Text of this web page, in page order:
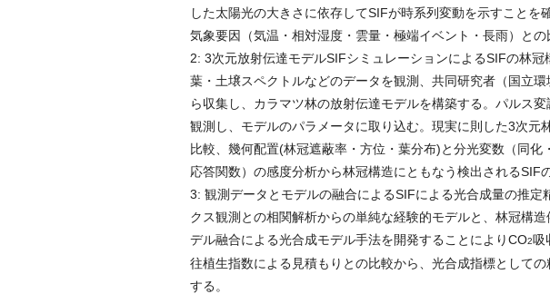
した太陽光の大きさに依存してSIFが時系列変動を示すことを
気象要因（気温・相対湿度・雲量・極端イベント・長雨）と
2: 3次元放射伝達モデルSIFシミュレーションによるSIFの林
葉・土壌スペクトルなどのデータを観測、共同研究者（国立
ら収集し、カラマツ林の放射伝達モデルを構築する。パルス
観測し、モデルのパラメータに取り込む。現実に則した3次元
比較、幾何配置(林冠遮蔽率・方位・葉分布)と分光変数（同
応答関数）の感度分析から林冠構造にともなう検出されるSIF
3: 観測データとモデルの融合によるSIFによる光合成量の推
クス観測との相関解析からの単純な経験的モデルと、林冠構
デル融合による光合成モデル手法を開発することによりCO2吸
往植生指数による見積もりとの比較から、光合成指標として
する。